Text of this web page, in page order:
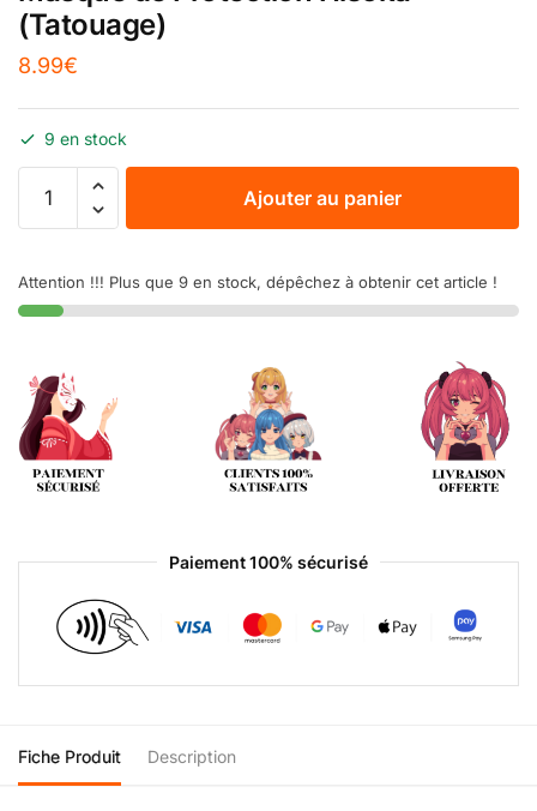
(Tatouage)
8.99€
9 en stock
Ajouter au panier
Attention !!! Plus que 9 en stock, dépêchez à obtenir cet article !
Paiement 100% sécurisé
Fiche Produit Description